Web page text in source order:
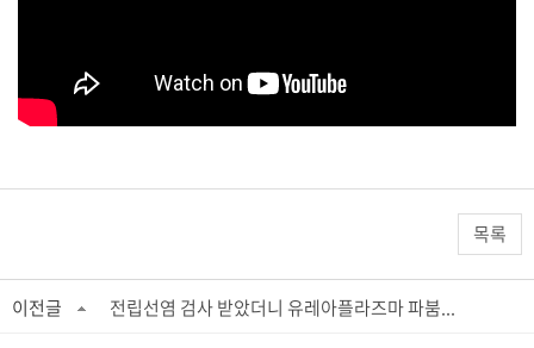
목록
이전글
전립선염 검사 받았더니 유레아플라즈마 파붐...